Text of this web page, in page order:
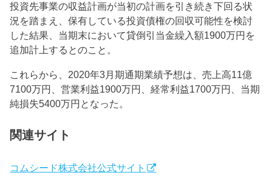
投資先事業の収益計画が当初の計画を引き続き下回る状
況を踏まえ、保有している投資債権の回収可能性を検討
した結果、当期末において貸倒引当金繰入額1900万円を
追加計上するとのこと。
これらから、2020年3月期通期業績予想は、売上高11億
7100万円、営業利益1900万円、経常利益1700万円、当期
純損失5400万円となった。
関連サイト
コムシード株式会社公式サイト